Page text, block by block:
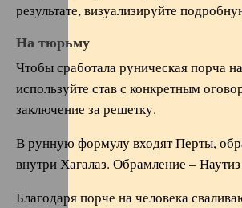
результате, визуализируйте
На тюрьму
Чтобы сработала руническая порча
используйте став с конкретным
заключение за решетку.
В рунную формулу входят Перты,
внутри Хагалаз. Обрамление –
Благодаря порче на человека